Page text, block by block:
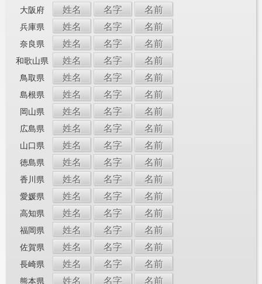
大阪府 姓名 名字 名前
兵庫県 姓名 名字 名前
奈良県 姓名 名字 名前
和歌山県 姓名 名字 名前
鳥取県 姓名 名字 名前
島根県 姓名 名字 名前
岡山県 姓名 名字 名前
広島県 姓名 名字 名前
山口県 姓名 名字 名前
徳島県 姓名 名字 名前
香川県 姓名 名字 名前
愛媛県 姓名 名字 名前
高知県 姓名 名字 名前
福岡県 姓名 名字 名前
佐賀県 姓名 名字 名前
長崎県 姓名 名字 名前
熊本県 姓名 名字 名前